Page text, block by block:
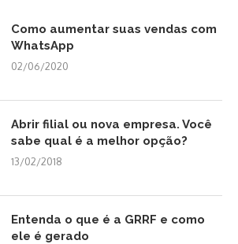
Como aumentar suas vendas com
WhatsApp
02/06/2020
Abrir filial ou nova empresa. Você
sabe qual é a melhor opção?
13/02/2018
Entenda o que é a GRRF e como
ele é gerado